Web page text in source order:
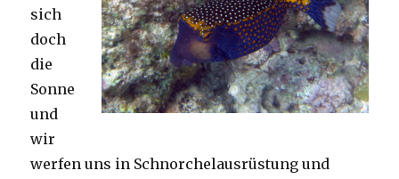
sich
doch
die
Sonne
und
wir
werfen uns in Schnorchelausrüstung und